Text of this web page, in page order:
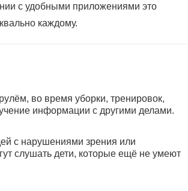
с удобными приложениями это
каждому.
во время уборки, тренировок,
информации с другими делами.
с нарушениями зрения или
слушать дети, которые ещё не умеют